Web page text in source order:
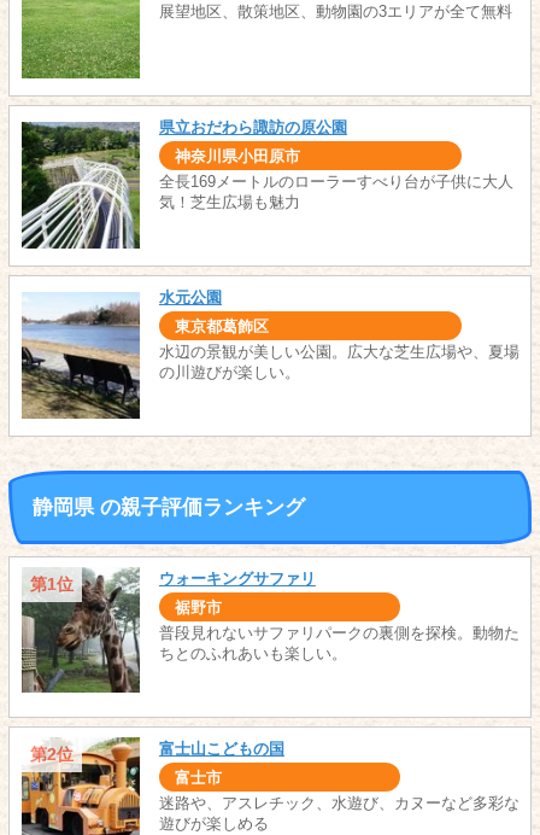
展望地区、散策地区、動物園の3エリアが全て無料
県立おだわら諏訪の原公園
神奈川県小田原市
全長169メートルのローラーすべり台が子供に大人
気！芝生広場も魅力
水元公園
東京都葛飾区
水辺の景観が美しい公園。広大な芝生広場や、夏場
の川遊びが楽しい。
静岡県 の親子評価ランキング
第1位 ウォーキングサファリ
裾野市
普段見れないサファリパークの裏側を探検。動物た
ちとのふれあいも楽しい。
第2位 富士山こどもの国
富士市
迷路や、アスレチック、水遊び、カヌーなど多彩な
遊びが楽しめる